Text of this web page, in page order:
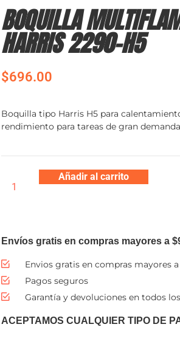
BOQUILLA
HARRIS 2290-H5
$696.00
Boquilla tipo Harris H5 para
rendimiento para tareas de gran
Añadir al carrito
Envíos gratis en compras mayores a
Envios gratis en compras mayores
Pagos seguros
Garantía y devoluciones en todos
ACEPTAMOS CUALQUIER TIPO DE